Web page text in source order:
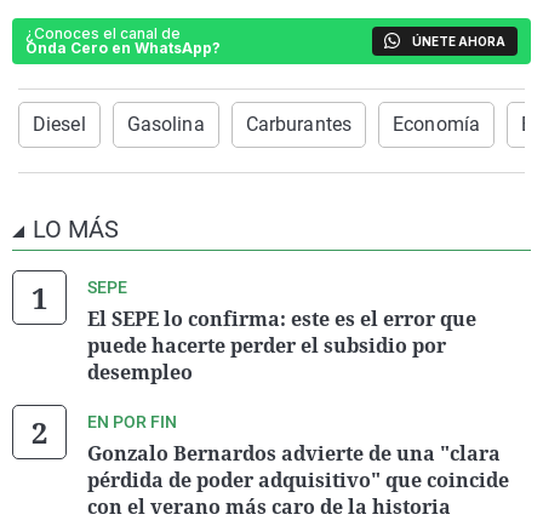
¿Conoces el canal de
Onda Cero en WhatsApp?
ÚNETE AHORA
Diesel Gasolina Carburantes Economía
LO MÁS
SEPE
El SEPE lo confirma: este es el error que
puede hacerte perder el subsidio por
desempleo
EN POR FIN
Gonzalo Bernardos advierte de una "clara
pérdida de poder adquisitivo" que coincide
con el verano más caro de la historia